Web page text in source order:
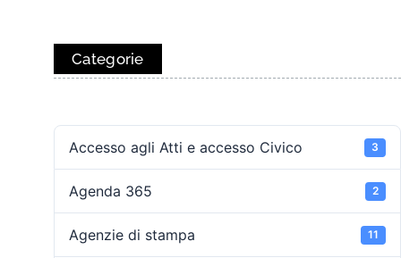
Categorie
Accesso agli Atti e accesso Civico 3
Agenda 365 2
Agenzie di stampa 11